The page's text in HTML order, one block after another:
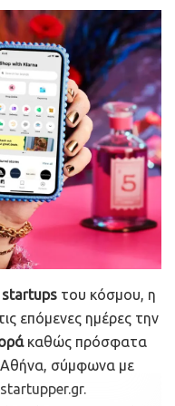
μόνο στην Ευρώπη
Ασία)
οικονομική
της Morgan Stanley,
και έχουμε ήδη δει
ομολόγων από το
των εμπορευμάτων
τους το 1960 και
και μεταξύ των
πολεμική σύγκρουση
Κίνα και την πρώτη
επιτοκίων της
τα τελευταία 22
του κόσμου, η
επόμενες ημέρες την
καθώς πρόσφατα
Αθήνα, σύμφωνα με